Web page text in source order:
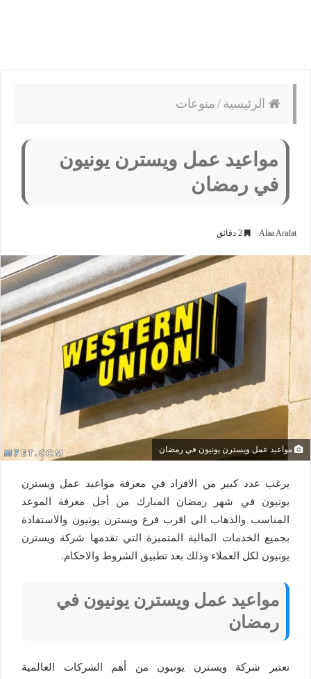
الرئيسية / منوعات
مواعيد عمل ويسترن يونيون
في رمضان
Alaa Arafat
مواعيد عمل ويسترن يونيون في رمضان
يرغب عدد كبير من الافراد في معرفة مواعيد عمل ويسترن
يونيون في شهر رمضان المبارك من أجل معرفة الموعد
المناسب والذهاب الى اقرب فرع ويسترن يونيون والاستفادة
بجميع الخدمات المالية المتميزة التي تقدمها شركة ويسترن
يونيون لكل العملاء وذلك بعد تطبيق الشروط والاحكام.
مواعيد عمل ويسترن يونيون في
رمضان
تعتبر شركة ويسترن يونيون من أهم الشركات العالمية